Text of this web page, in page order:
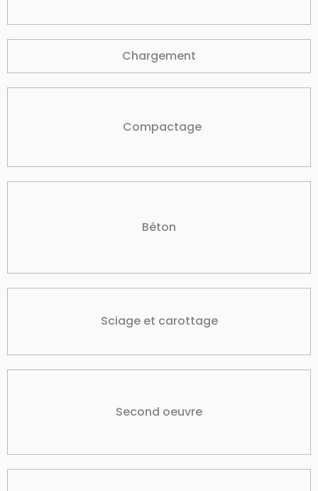
Chargement
Compactage
Béton
Sciage et carottage
Second oeuvre